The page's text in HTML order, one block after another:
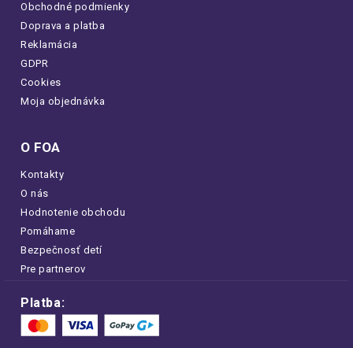
Obchodné podmienky
Doprava a platba
Reklamácia
GDPR
Cookies
Moja objednávka
O FOA
Kontakty
O nás
Hodnotenie obchodu
Pomáhame
Bezpečnosť detí
Pre partnerov
Platba: